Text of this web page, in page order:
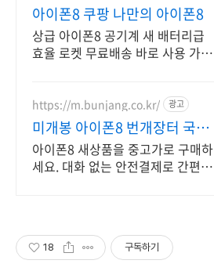
아이폰8 쿠팡 나만의 아이폰8
상급 아이폰8 공기계 새 배터리급
효율 로켓 무료배송 바로 사용 가능
https://m.bunjang.co.kr/ 광고
미개봉 아이폰8 번개장터 국내
최대 브랜드 중고거래
아이폰8 새상품을 중고가로 구매하
세요. 대화 없는 안전결제로 간편하
18 구독하기